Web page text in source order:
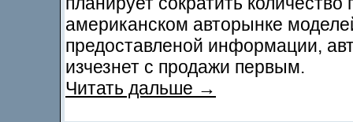
американском авторынке
предоставленой информации,
изчезнет с продажи первым.
Читать дальше →